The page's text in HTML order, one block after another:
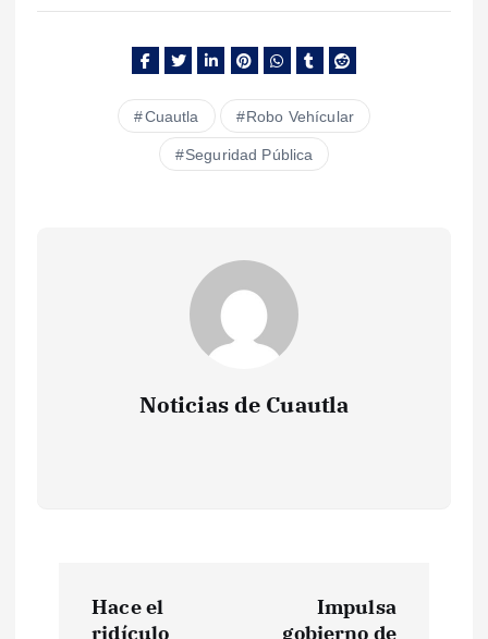
Cuautla Robo Vehícular
Seguridad Pública
Noticias de Cuautla
Hace el
ridículo
Impulsa
gobierno de